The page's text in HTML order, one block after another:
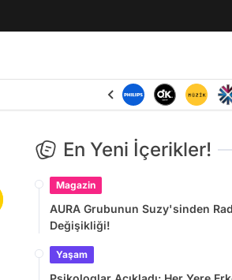
En Yeni İçerikler!
Magazin
AURA Grubunun Suzy'sinden
Değişikliği!
Yaşam